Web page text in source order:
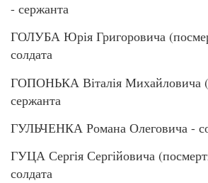
- сержанта
ГОЛУБА Юрія Григоровича
солдата
ГОПОНЬКА Віталія Михайловича
сержанта
ГУЛЬЧЕНКА Романа Олеговича -
ГУЦА Сергія Сергійовича
солдата